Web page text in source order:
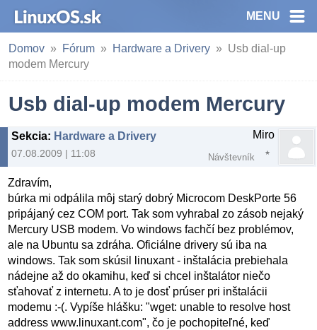
MENU
Domov Fórum Hardware a Drivery
Usb dial-up
modem Mercury
Usb dial-up modem Mercury
Sekcia: Hardware a Drivery
07.08.2009 | 11:08
Miro
Návštevník
Zdravím,
búrka mi odpálila môj starý dobrý Microcom DeskPorte 56
pripájaný cez COM port. Tak som vyhrabal zo zásob nejaký
Mercury USB modem. Vo windows fachčí bez problémov,
ale na Ubuntu sa zdráha. Oficiálne drivery sú iba na
windows. Tak som skúsil linuxant - inštalácia prebiehala
nádejne až do okamihu, keď si chcel inštalátor niečo
sťahovať z internetu. A to je dosť prúser pri inštalácii
modemu :-(. Vypíše hlášku: "wget: unable to resolve host
address www.linuxant.com", čo je pochopiteľné, keď